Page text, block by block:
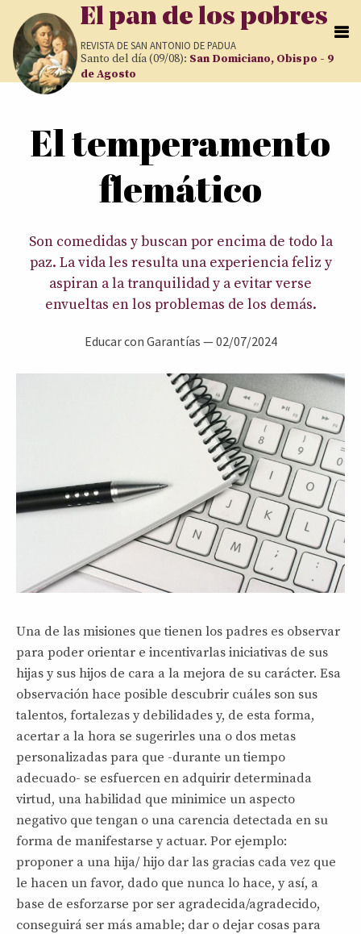
Pasar al contenido principal
El pan de los pobres
REVISTA DESAN ANTONIO DE PADUA
Santo del día (09/08): San Domiciano, Obispo - 9
de Agosto
El temperamento
flemático
Son comedidas y buscan por encima de todo la
paz. La vida les resulta una experiencia feliz y
aspiran a la tranquilidad y a evitar verse
envueltas en los problemas de los demás.
Educar con Garantías —02/07/2024
Una de las misiones que tienen los padres es observar
para poder orientar e incentivarlas iniciativas de sus
hijas y sus hijos de cara a la mejora de su carácter. Esa
observación hace posible descubrir cuáles son sus
talentos, fortalezas y debilidades y, de esta forma,
acertar a la hora se sugerirles una o dos metas
personalizadas para que -durante un tiempo
adecuado- se esfuercen en adquirir determinada
virtud, una habilidad que minimice un aspecto
negativo que tengan o una carencia detectada en su
forma de manifestarse y actuar. Por ejemplo:
proponer a una hija/ hijo dar las gracias cada vez que
le hacen un favor, dado que nunca lo hace, y así, a
base de esforzarse por ser agradecida/agradecido,
conseguirá ser más amable; dar o dejar cosas para